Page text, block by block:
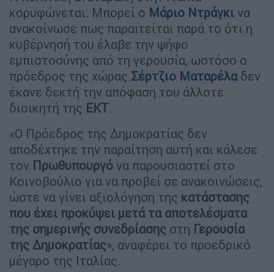
κορυφώνεται: Μπορεί ο Μάριο Ντράγκι να
ανακοίνωσε πως παραιτείται παρά το ότι η
κυβέρνησή του έλαβε την ψήφο
εμπιστοσύνης από τη γερουσία, ωστόσο ο
πρόεδρος της χώρας Σέρτζιο Ματαρέλαδεν
έκανε δεκτή την απόφαση του άλλοτε
διοικητή της ΕΚΤ.
«Ο Πρόεδρος της Δημοκρατίας δεν
αποδέχτηκε την παραίτηση αυτή και κάλεσε
τον Πρωθυπουργό να παρουσιαστεί στο
Κοινοβούλιο για να προβεί σε ανακοινώσεις,
ώστε να γίνει αξιολόγηση της κατάστασης
που έχει προκύψει μετά τα αποτελέσματα
της σημερινής συνεδρίασης στη Γερουσία
της Δημοκρατίας», αναφέρει το προεδρικό
μέγαρο της Ιταλίας.